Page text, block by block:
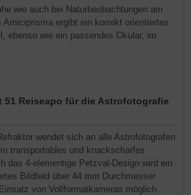
wie auch bei Naturbeobachtungen am
ergibt ein korrekt orientiertes
ebenso wie ein passendes Okular, im
51 Reiseapo für die Astrofotografie
wendet sich an alle Astrofotografen
transportables und knackscharfes
das 4-elementige Petzval-Design wird ein
Bildfeld über 44 mm Durchmesser
von Vollformatkameras möglich.